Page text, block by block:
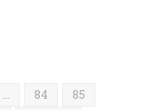
… 84
85